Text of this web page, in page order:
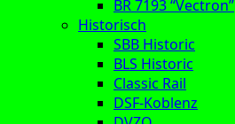
BR 7193 “Vectron”
Historisch
SBB Historic
BLS Historic
Classic Rail
DSF-Koblenz